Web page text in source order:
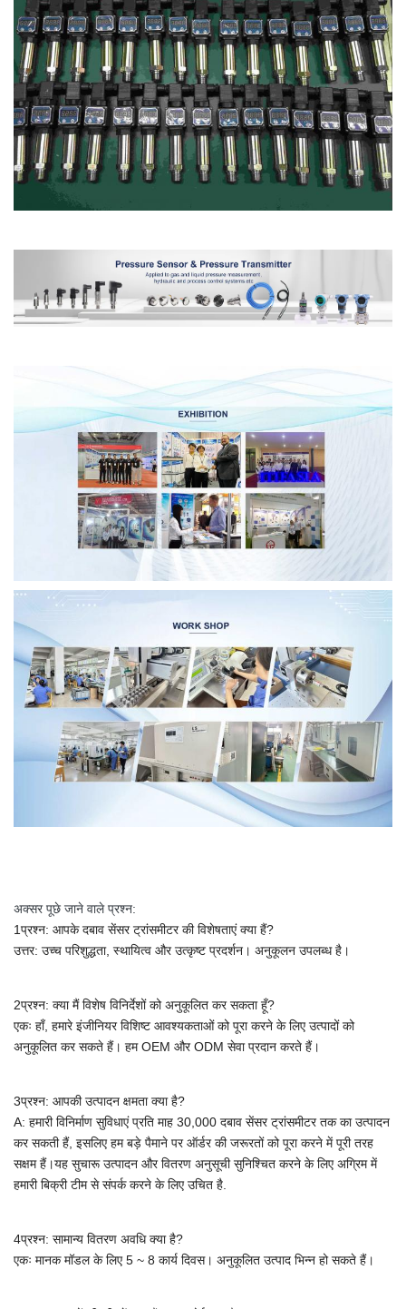
अक्सर पूछे जाने वाले प्रश्न:
1प्रश्न: आपके दबाव सेंसर ट्रांसमीटर की विशेषताएं क्या हैं?
उत्तर: उच्च परिशुद्धता, स्थायित्व और उत्कृष्ट प्रदर्शन। अनुकूलन उपलब्ध है।
2प्रश्न: क्या मैं विशेष विनिर्देशों को अनुकूलित कर सकता हूँ?
एकः हाँ, हमारे इंजीनियर विशिष्ट आवश्यकताओं को पूरा करने के लिए उत्पादों को
अनुकूलित कर सकते हैं। हम OEM और ODM सेवा प्रदान करते हैं।
3प्रश्न: आपकी उत्पादन क्षमता क्या है?
A: हमारी विनिर्माण सुविधाएं प्रति माह 30,000 दबाव सेंसर ट्रांसमीटर तक का उत्पादन
कर सकती हैं, इसलिए हम बड़े पैमाने पर ऑर्डर की जरूरतों को पूरा करने में पूरी तरह
सक्षम हैं।यह सुचारू उत्पादन और वितरण अनुसूची सुनिश्चित करने के लिए अग्रिम में
हमारी बिक्री टीम से संपर्क करने के लिए उचित है.
4प्रश्न: सामान्य वितरण अवधि क्या है?
एकः मानक मॉडल के लिए 5 ~ 8 कार्य दिवस। अनुकूलित उत्पाद भिन्न हो सकते हैं।